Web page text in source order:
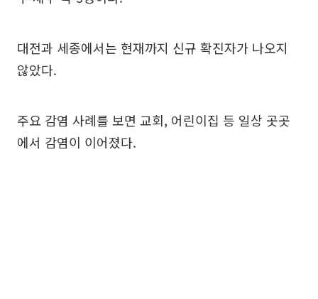
대전과 세종에서는 현재까지 신규 확진자가 나오지
않았다.
주요 감염 사례를 보면 교회, 어린이집 등 일상 곳곳
에서 감염이 이어졌다.